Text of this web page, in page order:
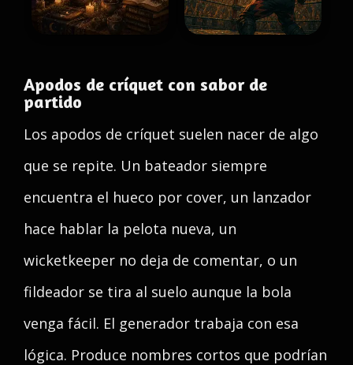
Apodos de críquet con sabor de
partido
Los apodos de críquet suelen nacer de algo
que se repite. Un bateador siempre
encuentra el hueco por cover, un lanzador
hace hablar la pelota nueva, un
wicketkeeper no deja de comentar, o un
fildeador se tira al suelo aunque la bola
venga fácil. El generador trabaja con esa
lógica. Produce nombres cortos que podrían